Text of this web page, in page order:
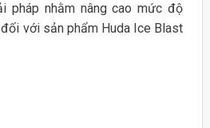
pháp nhằm nâng cao mức độ
với sản phẩm Huda Ice Blast